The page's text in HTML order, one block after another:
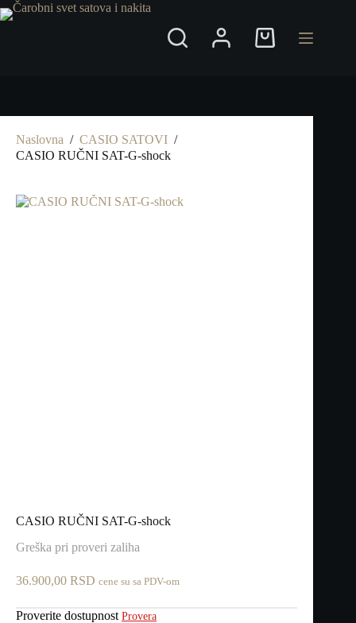
Preskoči
na
Shopping
Naslovna / CASIO SATOVI /
CASIO RUČNI SAT-G-shock
CASIO RUČNI SAT-G-shock
Greška pri proveri zaliha
36.900,00 RSD cene su sa PDV-om
Proverite dostupnost Provera